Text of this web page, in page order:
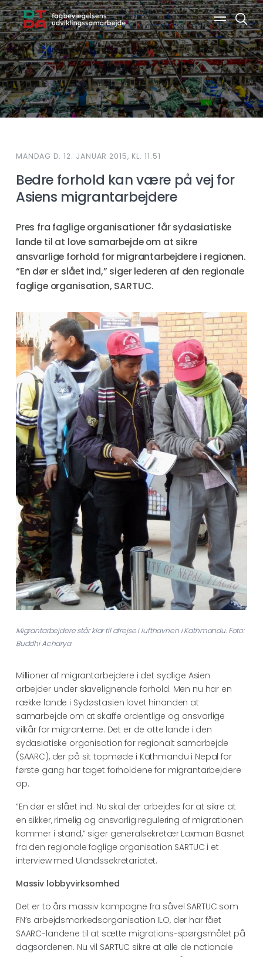
Søg
MANDAG D. 12. JANUAR 2015, KL. 11.51
Bedre forhold kan være på vej for
Asiens migrantarbejdere
Pres fra faglige organisationer får sydasiatiske
lande til at love samarbejde om at sikre
ansvarlige forhold for migrantarbejdere i regionen.
“En dør er slået ind,” siger lederen af den regionale
faglige organisation, SARTUC.
Migrantarbejdere står klar til afrejse i lufthavnen i Kathmandu. Foto:
Buddhi Acharya
Millioner af migrantarbejdere i det sydlige Asien
arbejder under slavelignende forhold. Men nu har en
række lande i Sydøstasien lovet hinanden at
samarbejde om at skaffe ordentlige og ansvarlige
vilkår for migranterne. Det er de otte lande i den
sydasiatiske organisation for regionalt samarbejde
(SAARC), der på sit topmøde i Kathmandu i Nepal for
første gang har taget forholdene for migrantarbejdere
op.
“En dør er slået ind. Nu skal der arbejdes for at sikre at
en sikker, rimelig og ansvarlig regulering af migrationen
kommer i stand,” siger generalsekretær Laxman Basnet
fra den regionale faglige organisation SARTUC i et
interview med Ulandssekretariatet.
Massiv lobbyvirksomhed
Det er to års massiv kampagne fra såvel SARTUC som
FN’s arbejdsmarkedsorganisation ILO, der har fået
SAARC-landene til at sætte migrations-spørgsmålet på
dagsordenen. Nu vil SARTUC sikre at alle de nationale